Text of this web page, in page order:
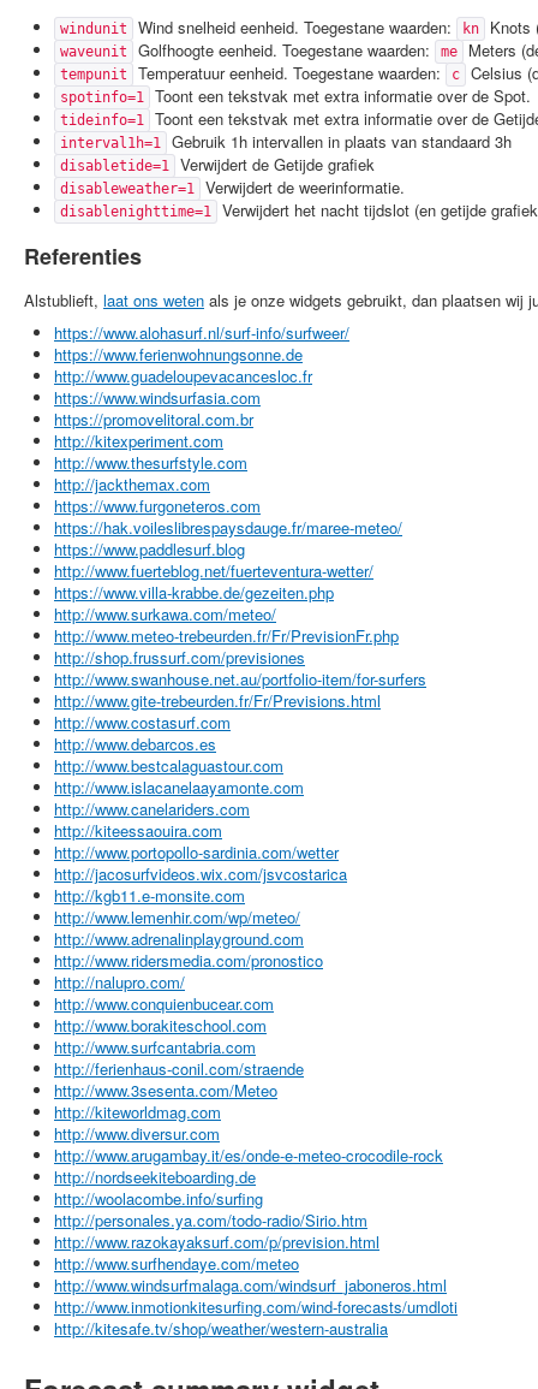
windunit Wind snelheid eenheid. Toegestane waarden: kn Knots
waveunit Golfhoogte eenheid. Toegestane waarden: me Meters
tempunit Temperatuur eenheid. Toegestane waarden: c Celsius
spotinfo=1 Toont een tekstvak met extra informatie over de Spot.
tideinfo=1 Toont een tekstvak met extra informatie over de
interval1h=1 Gebruik 1h intervallen in plaats van standaard 3h
disabletide=1 Verwijdert de Getijde grafiek
disableweather=1 Verwijdert de weerinformatie.
disablenighttime=1 Verwijdert het nacht tijdslot (en getijde
Referenties
Alstublieft, laat ons weten als je onze widgets gebruikt, dan plaatsen wij
https://www.alohasurf.nl/surf-info/surfweer/
https://www.ferienwohnungsonne.de
http://www.guadeloupevacancesloc.fr
https://www.windsurfasia.com
https://promovelitoral.com.br
http://kitexperiment.com
http://www.thesurfstyle.com
http://jackthemax.com
https://www.furgoneteros.com
https://hak.voileslibrespaysdauge.fr/maree-meteo/
https://www.paddlesurf.blog
http://www.fuerteblog.net/fuerteventura-wetter/
https://www.villa-krabbe.de/gezeiten.php
http://www.surkawa.com/meteo/
http://www.meteo-trebeurden.fr/Fr/PrevisionFr.php
http://shop.frussurf.com/previsiones
http://www.swanhouse.net.au/portfolio-item/for-surfers
http://www.gite-trebeurden.fr/Fr/Previsions.html
http://www.costasurf.com
http://www.debarcos.es
http://www.bestcalaguastour.com
http://www.islacanelaayamonte.com
http://www.canelariders.com
http://kiteessaouira.com
http://www.portopollo-sardinia.com/wetter
http://jacosurfvideos.wix.com/jsvcostarica
http://kgb11.e-monsite.com
http://www.lemenhir.com/wp/meteo/
http://www.adrenalinplayground.com
http://www.ridersmedia.com/pronostico
http://nalupro.com/
http://www.conquienbucear.com
http://www.borakiteschool.com
http://www.surfcantabria.com
http://ferienhaus-conil.com/straende
http://www.3sesenta.com/Meteo
http://kiteworldmag.com
http://www.diversur.com
http://www.arugambay.it/es/onde-e-meteo-crocodile-rock
http://nordseekiteboarding.de
http://woolacombe.info/surfing
http://personales.ya.com/todo-radio/Sirio.htm
http://www.razokayaksurf.com/p/prevision.html
http://www.surfhendaye.com/meteo
http://www.windsurfmalaga.com/windsurf_jaboneros.html
http://www.inmotionkitesurfing.com/wind-forecasts/umdloti
http://kitesafe.tv/shop/weather/western-australia